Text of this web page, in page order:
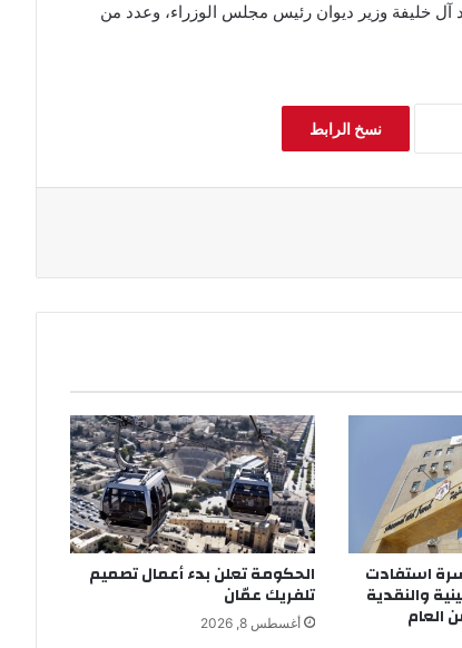
خليفة وزير ديوان رئيس مجلس الوزراء، وعدد من
نسخ الرابط
ألف أسرة استفادت
والنقدية
العام
الحكومة تعلن بدء أعمال تصميم
تلفريك عمّان
أغسطس 8, 2026